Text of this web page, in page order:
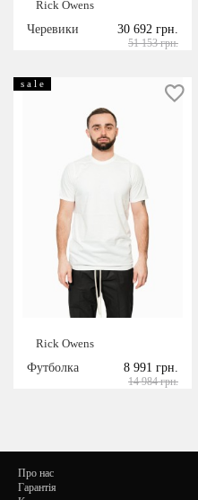
Rick Owens
Черевики
30 692 грн.
51 153 грн.
s a l e
Rick Owens
Футболка
8 991 грн.
14 984 грн.
Про нас
Гарантія